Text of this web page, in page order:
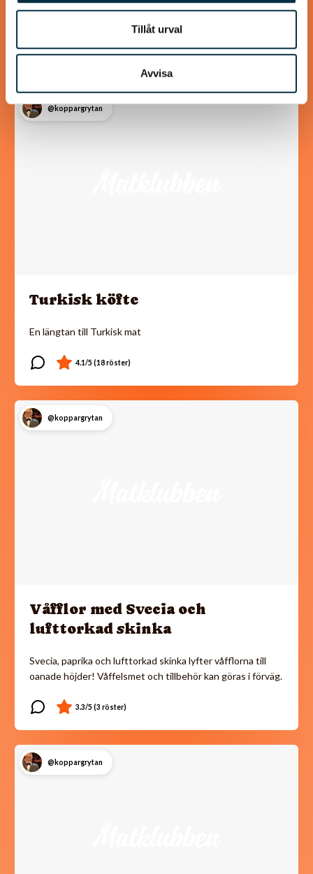
Tillåt urval
Avvisa
Supergott, nyttigt och enkelt! Jag använder laktosfri
turkisk yoghurt, så blir rätten helt laktosfri.
@koppargrytan
Turkisk köfte
En längtan till Turkisk mat
@koppargrytan
Våfflor med Svecia och
lufttorkad skinka
Svecia, paprika och lufttorkad skinka lyfter våfflorna till
oanade höjder! Våffelsmet och tillbehör kan göras i förväg.
@koppargrytan